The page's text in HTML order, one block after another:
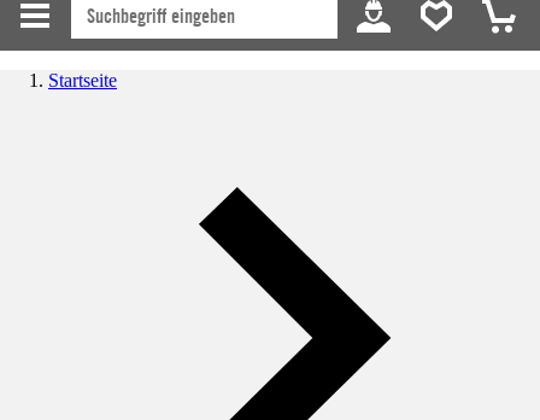
Startseite